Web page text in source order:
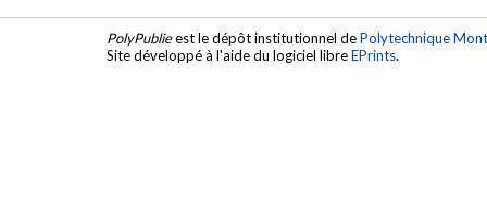
PolyPublieest le dépôt institutionnel dePolytechnique
Site développé à l'aide du logiciel libreEPrints.